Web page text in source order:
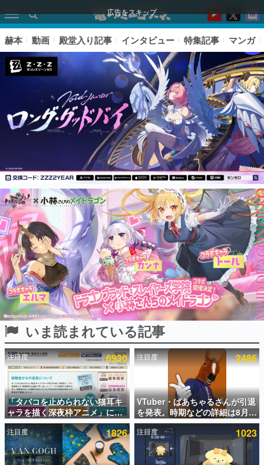
広告をスキップ
ピックアップ
電ファミのいま読まれている記事ランキング
アプリセール情報
インタビュー
連載・特集一覧
殿堂入り記事
SNS拡散数が数千以上！ ページビュー数万以上！ などな
ど。多くの人々に読まれた、電ファミ渾身の“殿堂入り”記
事をまとめました。
ゲームの企画書
名作ゲームクリエイターの方々に製作時のエピソードをお
聞きし、ヒットする企画（ゲーム）とは何か？を探ってい
きます。
赫本
この物語を解いてはいけない。『赫本』は、〈試験問題〉
の形をした短編ホラー小説集です。
赫本 動画 殿堂入り記事 インタビュー 特集記事 マンガ
いま読まれている記事
注目度 6930
「タバコを止められない猫耳キ
ャラを描く深夜枠アニメ」に視
聴者の一部から批判意見。違法
薬物の使用と思しき描写も含め
て、BPOが議論を交わす
注目度 2486
VTuber・ばあちゃるさんが引退
を発表。時期などの詳細は8月9
日15時からの配信で説明
注目度 1826 注目度 1023